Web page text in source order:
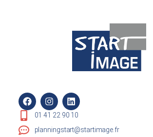
01 41 22 90 10
planningstart@startimage.fr